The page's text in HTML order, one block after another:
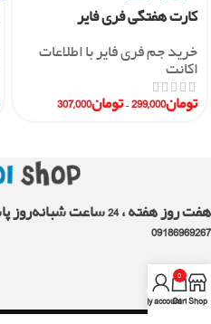
کارت هفتگی فری فایر
خرید جم فری فایر با اطلاعات
اکانت
تومان299,000
–تومان307,000
هفت روز هفته ، 24
09186969267
AMPOLshop.ir
Shop
0
Cart
My account